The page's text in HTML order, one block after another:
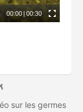
00:00 | 00:30
sur les germes